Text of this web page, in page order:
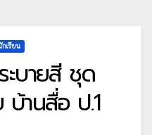
เรียน
ะบายสี ชุด
านสื่อ ป.1